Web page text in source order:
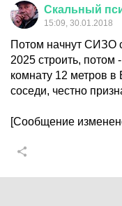
Скальный
15:09, 30.01.2018
Потом начнут СИЗО
2025 строить, потом
комнату 12 метров в
соседи, честно
[Сообщение